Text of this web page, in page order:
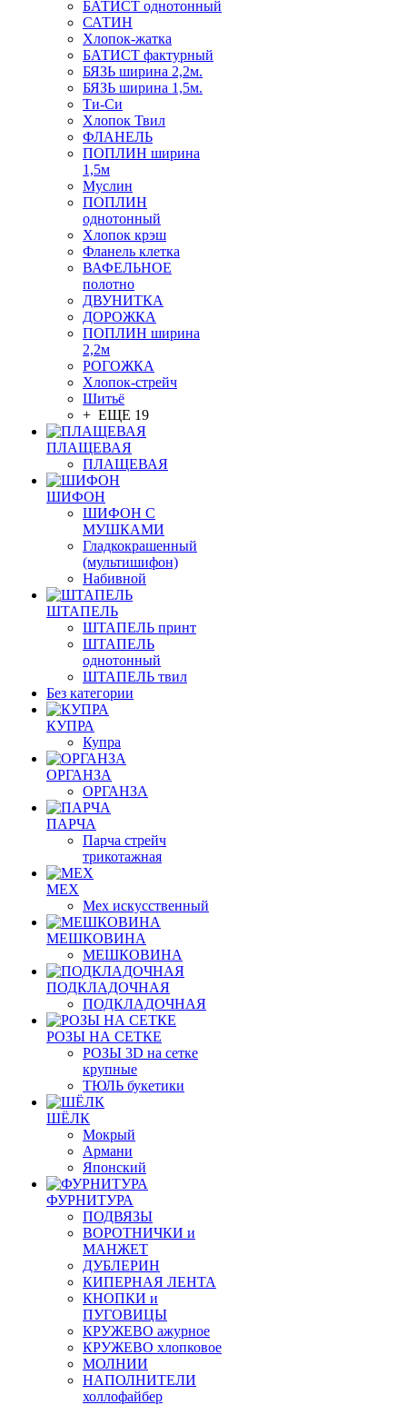
БАТИСТ однотонный
САТИН
Хлопок-жатка
БАТИСТ фактурный
БЯЗЬ ширина 2,2м.
БЯЗЬ ширина 1,5м.
Ти-Си
Хлопок Твил
ФЛАНЕЛЬ
ПОПЛИН ширина
1,5м
Муслин
ПОПЛИН
однотонный
Хлопок крэш
Фланель клетка
ВАФЕЛЬНОЕ
полотно
ДВУНИТКА
ДОРОЖКА
ПОПЛИН ширина
2,2м
РОГОЖКА
Хлопок-стрейч
Шитьё
+ ЕЩЕ 19
ПЛАЩЕВАЯ
ПЛАЩЕВАЯ
ШИФОН
ШИФОН С
МУШКАМИ
Гладкокрашенный
(мультишифон)
Набивной
ШТАПЕЛЬ
ШТАПЕЛЬ принт
ШТАПЕЛЬ
однотонный
ШТАПЕЛЬ твил
Без категории
КУПРА
Купра
ОРГАНЗА
ОРГАНЗА
ПАРЧА
Парча стрейч
трикотажная
МЕХ
Мех искусственный
МЕШКОВИНА
МЕШКОВИНА
ПОДКЛАДОЧНАЯ
ПОДКЛАДОЧНАЯ
РОЗЫ НА СЕТКЕ
РОЗЫ 3D на сетке
крупные
ТЮЛЬ букетики
ШЁЛК
Мокрый
Армани
Японский
ФУРНИТУРА
ПОДВЯЗЫ
ВОРОТНИЧКИ и
МАНЖЕТ
ДУБЛЕРИН
КИПЕРНАЯ ЛЕНТА
КНОПКИ и
ПУГОВИЦЫ
КРУЖЕВО ажурное
КРУЖЕВО хлопковое
МОЛНИИ
НАПОЛНИТЕЛИ
холлофайбер